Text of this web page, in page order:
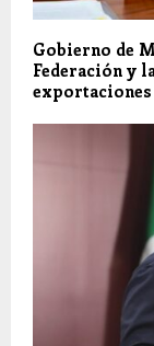
Gobierno de
Federación y
exportaciones